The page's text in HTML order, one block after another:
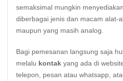
semaksimal mungkin
diberbagai jenis dan macam alat-
maupun yang masih analog.
Bagi pemesanan langsung saja
melalu kontak yang ada di
telepon, pesan atau whatsapp,